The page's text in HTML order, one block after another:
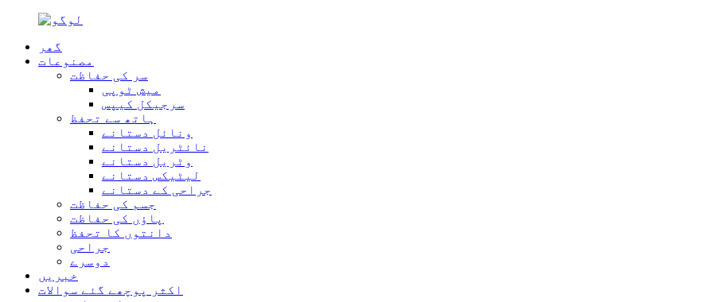
گھر
مصنوعات
سر کی حفاظت
میش ٹوپی
سرجیکل کیپس
ہاتھ سے تحفظ
ونائل دستانے
نائٹریل دستانے
وٹریل دستانے
لیٹیکس دستانے
جراحی کے دستانے
جسم کی حفاظت
پاؤں کی حفاظت
دانتوں کا تحفظ
جراحی
دوسرے
خبریں
اکثر پوچھے گئے سوالات